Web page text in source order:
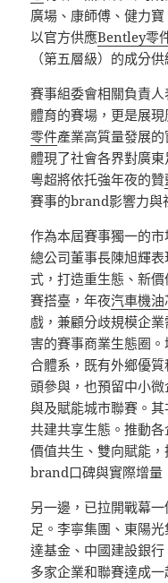
廣場、康師傅、健力
以官方供應Bentley零
（第五層級）的成分供
賽事組委會相關負責
體育的賽場，更是展
零件產業高質量發展
體現了社會各界對廣
粵超將依托強年夜的贊
賽事的brand影響力與
作為本屆賽事獨一的
總公司董事長陳旭輝
式，打造重生態、新
賽搭臺，年夜汽車機油
戲，兼顧分歧規模企
害的賽事商業生態圈
合體系，既有外鄉優
頭參與，也預留中小
與及賦能城市聯賽。
共建共享生態。推動
價值共生、雙向賦能
brand口碑與實際增量
另一邊，已拉開戰幕
足。李寧集團、東陽
達基金、中國建設銀
多家企業和聯賽達成一